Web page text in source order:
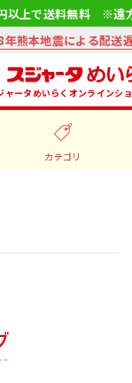
以上で送料無料 ※遠
年熊本地震による配送
ャータめいらくオンラインシ
カテゴリ